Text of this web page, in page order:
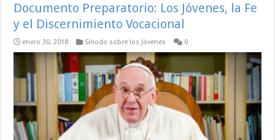
Documento Preparatorio: Los Jóvenes, la Fe
y el Discernimiento Vocacional
enero 30, 2018 Sínodo sobre los Jóvenes 0